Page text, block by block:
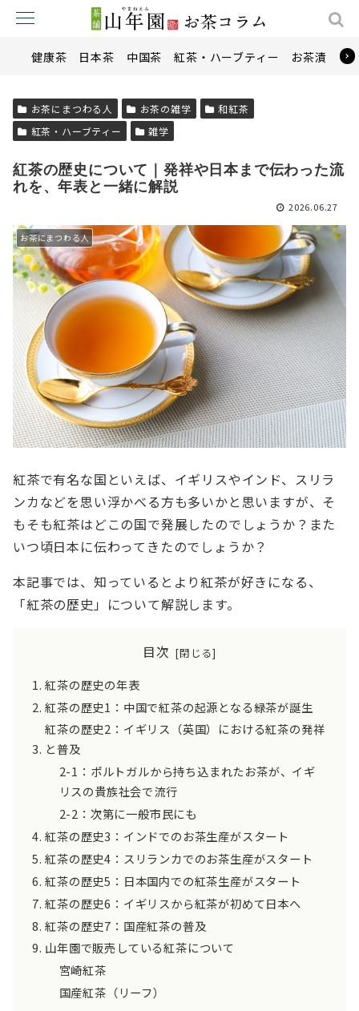
健康茶 日本茶 中国茶 紅茶・ハーブティー お茶漬け
お茶にまつわる人 お茶の雑学
和紅茶
紅茶・ハーブティー
雑学
紅茶の歴史について｜発祥や日本まで伝わった流
れを、年表と一緒に解説
2026.06.27
お茶にまつわる人
紅茶で有名な国といえば、イギリスやインド、スリラ
ンカなどを思い浮かべる方も多いかと思いますが、そ
もそも紅茶はどこの国で発展したのでしょうか？また
いつ頃日本に伝わってきたのでしょうか？
本記事では、知っているとより紅茶が好きになる、
「紅茶の歴史」について解説します。
目次
紅茶の歴史の年表
紅茶の歴史1：中国で紅茶の起源となる緑茶が誕生
紅茶の歴史2：イギリス（英国）における紅茶の発祥
と普及
2-1：ポルトガルから持ち込まれたお茶が、イギ
リスの貴族社会で流行
2-2：次第に一般市民にも
紅茶の歴史3：インドでのお茶生産がスタート
紅茶の歴史4：スリランカでのお茶生産がスタート
紅茶の歴史5：日本国内での紅茶生産がスタート
紅茶の歴史6：イギリスから紅茶が初めて日本へ
紅茶の歴史7：国産紅茶の普及
山年園で販売している紅茶について
宮崎紅茶
国産紅茶（リーフ）